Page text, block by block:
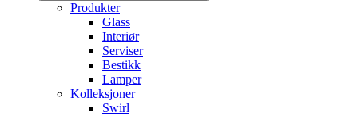
Produkter
Glass
Interiør
Serviser
Bestikk
Lamper
Kolleksjoner
Swirl